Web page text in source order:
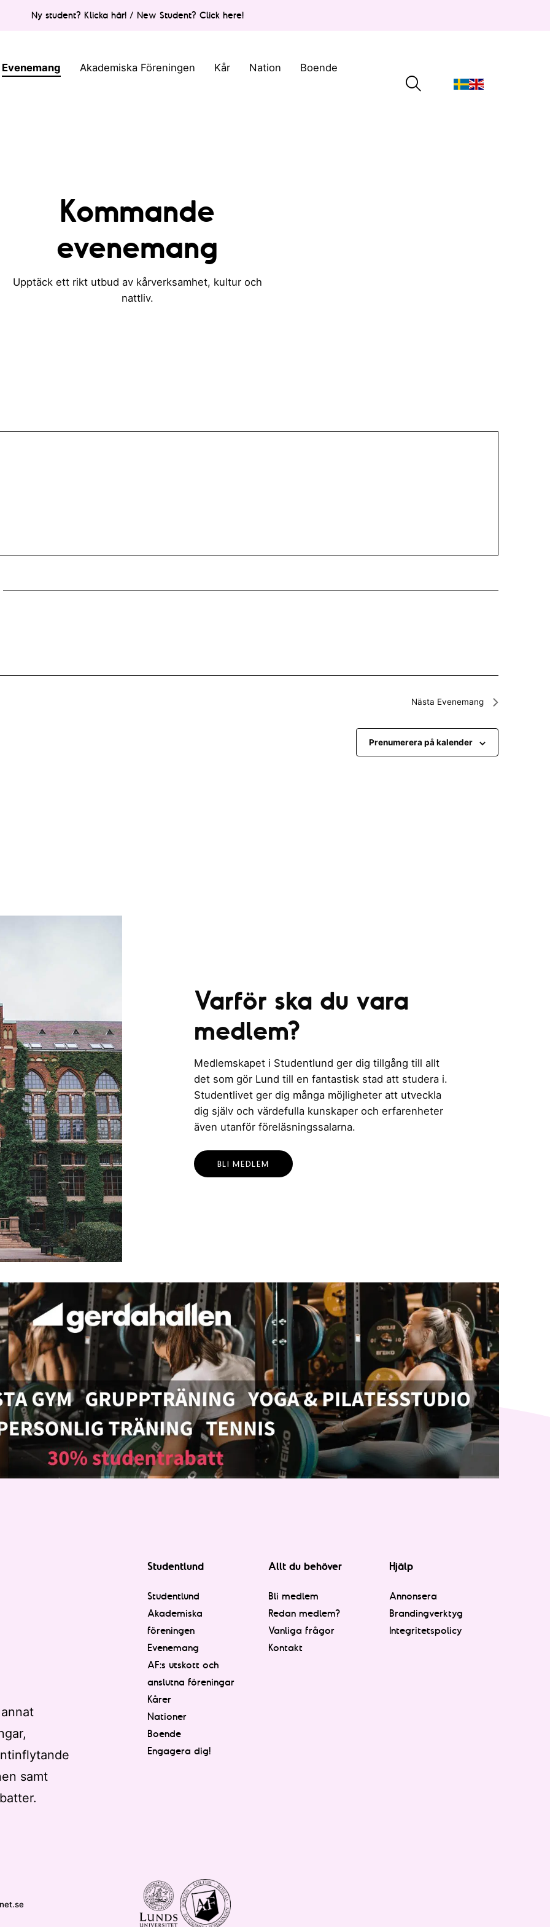
Ny student? Klicka här! / New Student? Click here!
Evenemang Akademiska Föreningen Kår Nation Boende
Kommande
evenemang
Upptäck ett rikt utbud av kårverksamhet, kultur och
nattliv.
Nästa Evenemang
Prenumerera på kalender
Varför ska du vara
medlem?
Medlemskapet i Studentlund ger dig tillgång till allt
det som gör Lund till en fantastisk stad att studera i.
Studentlivet ger dig många möjligheter att utveckla
dig själv och värdefulla kunskaper och erfarenheter
även utanför föreläsningssalarna.
BLI MEDLEM
samt
Studentlund
Studentlund
Akademiska
föreningen
Evenemang
AF:s utskott och
anslutna föreningar
Kårer
Nationer
Boende
Engagera dig!
Allt du behöver
Bli medlem
Redan medlem?
Vanliga frågor
Kontakt
Hjälp
Annonsera
Brandingverktyg
Integritetspolicy